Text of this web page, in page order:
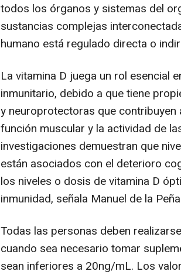
todos los órganos y sistemas del
sustancias complejas
humano está regulado directa o
La vitamina D juega un rol esencial
inmunitario, debido a que tiene
y neuroprotectoras que contribuyen
función muscular y la actividad de
investigaciones demuestran que
están asociados con el deterioro
los niveles o dosis de vitamina D
inmunidad, señala Manuel de la
Todas las personas deben
cuando sea necesario tomar
sean inferiores a 20ng/mL. Los